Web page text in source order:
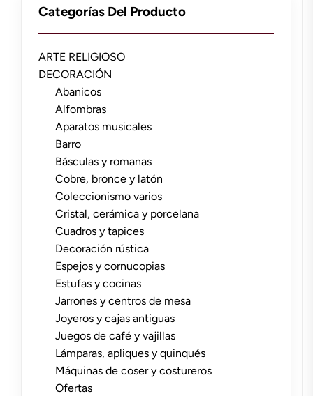
Categorías Del Producto
ARTE RELIGIOSO
DECORACIÓN
Abanicos
Alfombras
Aparatos musicales
Barro
Básculas y romanas
Cobre, bronce y latón
Coleccionismo varios
Cristal, cerámica y porcelana
Cuadros y tapices
Decoración rústica
Espejos y cornucopias
Estufas y cocinas
Jarrones y centros de mesa
Joyeros y cajas antiguas
Juegos de café y vajillas
Lámparas, apliques y quinqués
Máquinas de coser y costureros
Ofertas